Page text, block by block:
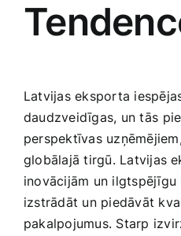
Latvijas eksporta
daudzveidīgas, un tās⁣
perspektīvas
globālajā tirgū. Latvijas
inovācijām un ilgtspējīgu
izstrādāt un piedāvāt
pakalpojumus. Starp